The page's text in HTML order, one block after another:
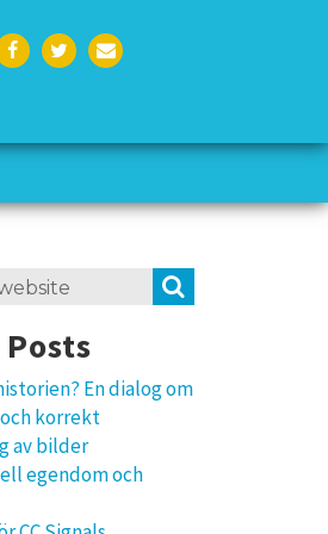
k
En dialog om
korrekt
av bilder
egendom och